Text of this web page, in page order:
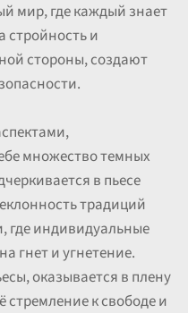
мир, где каждый знает
стройность и
стороны, создают
множество темных
в пьесе
традиций
где индивидуальные
гнет и угнетение.
оказывается в плену
стремление к свободе и